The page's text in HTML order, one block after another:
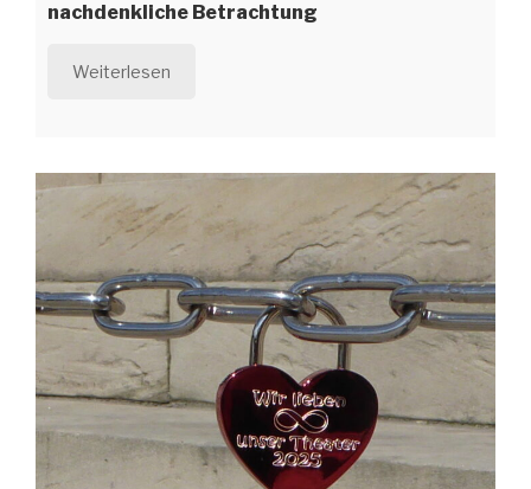
nachdenkliche Betrachtung
Weiterlesen